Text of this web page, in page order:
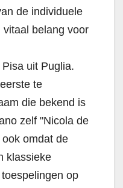
de individuele
belang voor
uit Puglia.
te
die bekend is
zelf "Nicola de
omdat de
klassieke
op